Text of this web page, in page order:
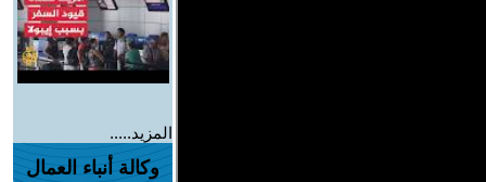
المزيد.....
وكالة أنباء العمال